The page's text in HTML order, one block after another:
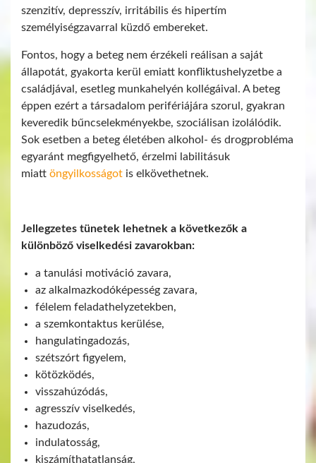
szenzitív, depresszív, irritábilis és hipertím
személyiségzavarral küzdő embereket.
Fontos, hogy a beteg nem érzékeli reálisan a saját
állapotát, gyakorta kerül emiatt konfliktushelyzetbe a
családjával, esetleg munkahelyén kollégáival. A beteg
éppen ezért a társadalom perifériájára szorul, gyakran
keveredik bűncselekményekbe, szociálisan izolálódik.
Sok esetben a beteg életében alkohol- és drogprobléma
egyaránt megfigyelhető, érzelmi labilitásuk
miatt öngyilkosságot is elkövethetnek.
Jellegzetes tünetek lehetnek a következők a
különböző viselkedési zavarokban:
a tanulási motiváció zavara,
az alkalmazkodóképesség zavara,
félelem feladathelyzetekben,
a szemkontaktus kerülése,
hangulatingadozás,
szétszórt figyelem,
kötözködés,
visszahúzódás,
agresszív viselkedés,
hazudozás,
indulatosság,
kiszámíthatatlanság,